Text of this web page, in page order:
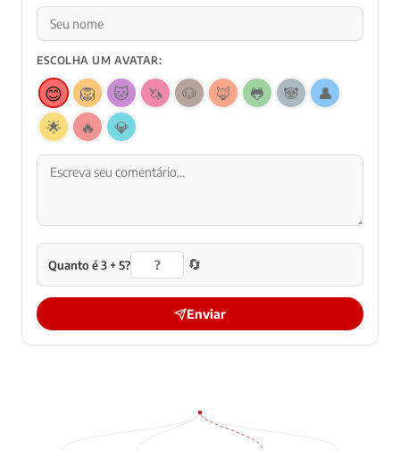
ESCOLHA UM AVATAR:
😊 🦁 🐱 🦄 🐶 🦊 🐸 🐼
👤
🌟
🔥 💎
Quanto é 3 + 5? 🔄
Enviar